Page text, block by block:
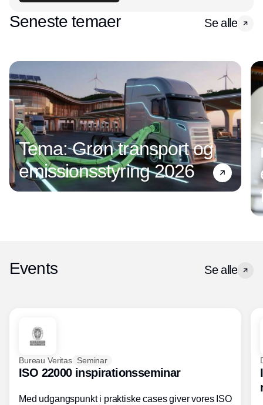
Seneste temaer Se alle
Tema: Grøn transport og
emissionsstyring 2026
Events Se alle
Bureau Veritas Seminar
ISO 22000 inspirationsseminar
Med udgangspunkt i praktiske cases giver vores ISO